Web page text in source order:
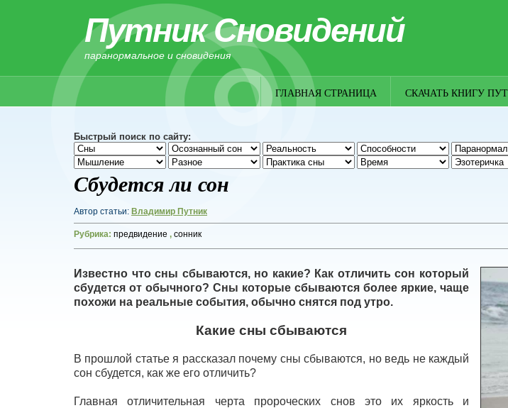
Путник Сновидений
паранормальное и сновидения
ГЛАВНАЯ СТРАНИЦА СКАЧАТЬ КНИГУ
Быстрый поиск по сайту:
Сбудется ли сон
Автор статьи: Владимир Путник
Рубрика: предвидение , сонник
Известно что сны сбываются, но какие? Как отличить сон который
сбудется от обычного? Сны которые сбываются более яркие, чаще
похожи на реальные события, обычно снятся под утро.
Какие сны сбываются
В прошлой статье я рассказал почему сны сбываются, но ведь не каждый
сон сбудется, как же его отличить?
Главная отличительная черта пророческих снов это их яркость и